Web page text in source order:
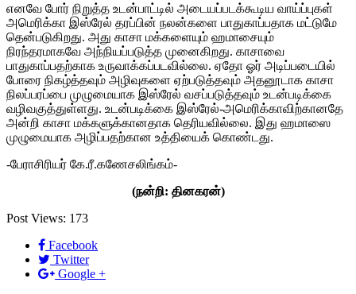
எனவே போர் நிறுத்த உடன்பாட்டில் அடையப்படக்கூடிய வாய்ப்புகள்
அமெரிக்கா இஸ்ரேல் தரப்பின் நலன்களை பாதுகாப்பதாக மட்டுமே
தென்படுகிறது. அது காசா மக்களையும் ஹமாசையும்
நிரந்தரமாகவே அந்நியப்படுத்த முனைகிறது. காசாவை
பாதுகாப்பதற்காக உருவாக்கப்படவில்லை. ஏதோ ஓர் அடிப்படையில்
போரை நிகழ்த்தவும் அழிவுகளை ஏற்படுத்தவும் அதனூடாக காசா
நிலப்பரப்பை முழுமையாக இஸ்ரேல் வசப்படுத்தவும் உடன்படிக்கை
வழிவகுத்துள்ளது. உடன்படிக்கை இஸ்ரேல்-அமெரிக்காவிற்கானதே
அன்றி காசா மக்களுக்கானதாக தெரியவில்லை. இது ஹமாஸை
முழுமையாக அழிப்பதற்கான உத்தியைக் கொண்டது.
-பேராசிரியர் கே.ரீ.கணேசலிங்கம்-
(நன்றி: தினகரன்)
Post Views: 173
Facebook
Twitter
Google +